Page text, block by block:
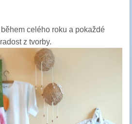
celého roku a pokaždé
z tvorby.